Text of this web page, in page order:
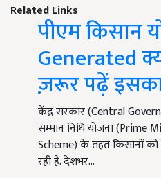
Related Links
पीएम किसान
Generated
ज़रूर पढ़ें
केंद्र सरकार (Central
सम्मान निधि योजना (Prime
Scheme) के तहत किसानों
रही है. देशभर…